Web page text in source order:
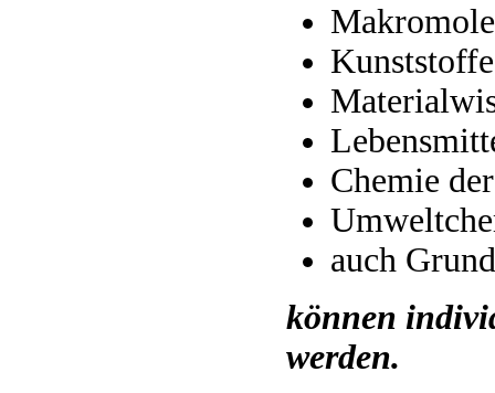
Kunststoffe
Chemie
auch
können
werden.